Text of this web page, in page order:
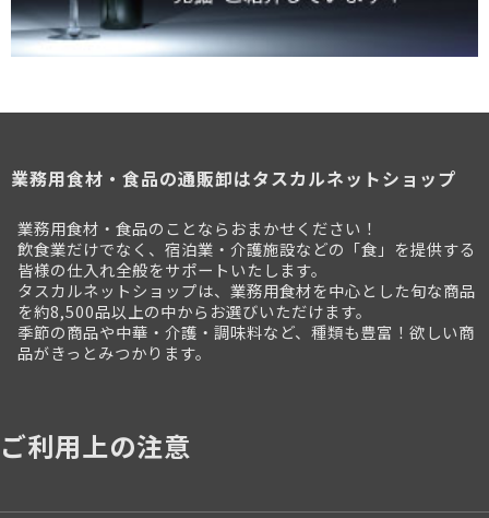
業務用食材・食品の通販卸はタスカルネットショップ
業務用食材・食品のことならおまかせください！
飲食業だけでなく、宿泊業・介護施設などの「食」を提供する
皆様の仕入れ全般をサポートいたします。
タスカルネットショップは、業務用食材を中心とした旬な商品
を約8,500品以上の中からお選びいただけます。
季節の商品や中華・介護・調味料など、種類も豊富！欲しい商
品がきっとみつかります。
ご利用上の注意